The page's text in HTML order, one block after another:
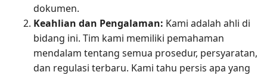
dokumen.
Keahlian dan Pengalaman: Kami adalah ahli di
bidang ini. Tim kami memiliki pemahaman
mendalam tentang semua prosedur, persyaratan,
dan regulasi terbaru. Kami tahu persis apa yang